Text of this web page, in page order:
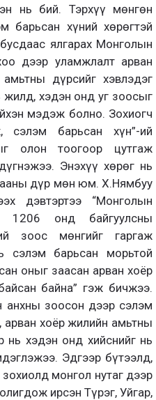
нь бий. Тэрхүү мөнгөн
хүний хөрөгтэй
ялгарах Монголын
дээр уламжлалт арван
дүрсийг хэвлэдэг
жилд, хэдэн онд уг зоосыг
мэдэж болно. Зохиогч
сэлэм барьсан хүн”-ий
олон тоогоор цутгаж
Энэхүү хөрөг нь
дүр мөн юм. Х.Нямбуу
дэвтэртээ “Монголын
1206 онд байгуулсны
зоос мөнгийг гаргаж
сэлэм барьсан морьтой
оныг заасан арван хоёр
байна” гэж бичжээ.
зоосон дээр сэлэм
хоёр жилийн амьтны
нь хэдэн онд хийснийг нь
Эдгээр бүтээлд,
монгол нутаг дээр
ирсэн Түрэг, Уйгар,